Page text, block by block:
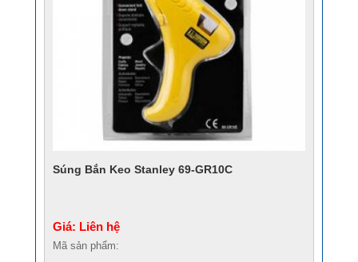
Súng Bắn Keo Stanley 69-GR10C
Giá: Liên hệ
Mã sản phẩm: